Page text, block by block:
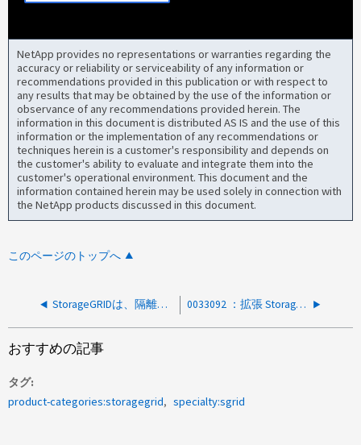
NetApp provides no representations or warranties regarding the
accuracy or reliability or serviceability of any information or
recommendations provided in this publication or with respect to
any results that may be obtained by the use of the information or
observance of any recommendations provided herein. The
information in this document is distributed AS IS and the use of this
information or the implementation of any recommendations or
techniques herein is a customer's responsibility and depends on
the customer's ability to evaluate and integrate them into the
customer's operational environment. This document and the
information contained herein may be used solely in connection with
the NetApp products discussed in this document.
このページのトップへ
StorageGRIDは、隔離されたオブジェクトが原因で未確認の破損オブジェクトを検出します 0033092 ：拡張 StorageGRID サイトが Error ： Nodetool の再構築に失敗したと報告する。再試行中です
おすすめの記事
タグ
product-categories:storagegrid
specialty:sgrid